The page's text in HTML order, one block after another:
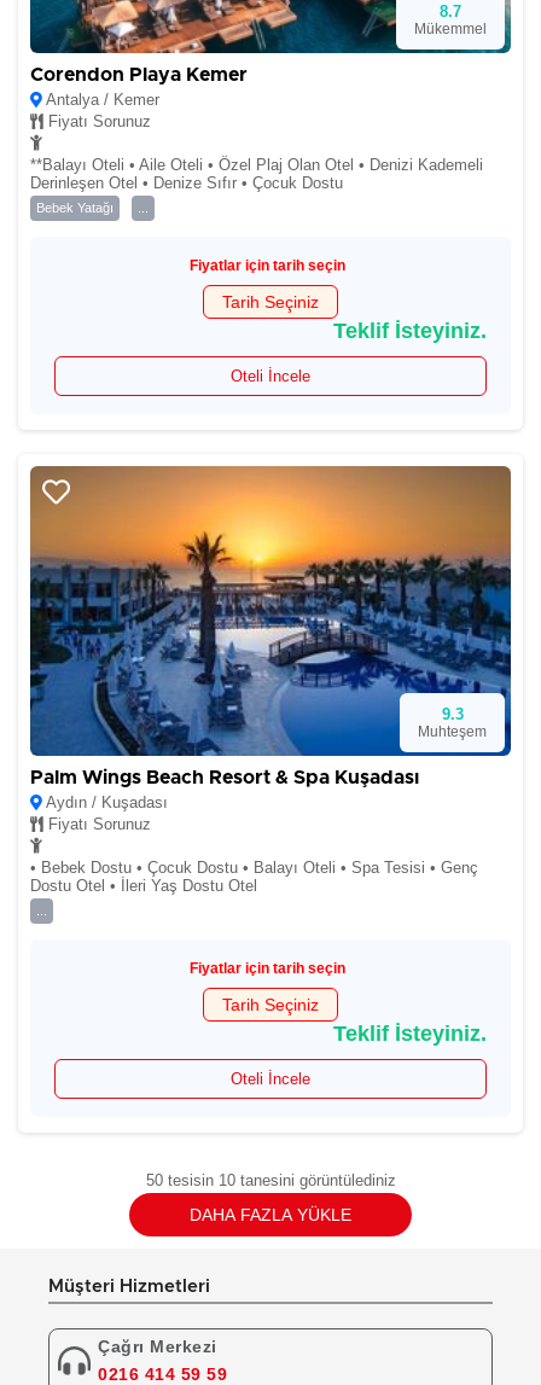
8.7
Mükemmel
Corendon Playa Kemer
Antalya / Kemer
Fiyatı Sorunuz
**Balayı Oteli • Aile Oteli • Özel Plaj Olan Otel • Denizi Kademeli
Derinleşen Otel • Denize Sıfır • Çocuk Dostu
Bebek Yatağı
Fiyatlar için tarih seçin
Tarih Seçiniz
Teklif İsteyiniz.
Oteli İncele
9.3
Muhteşem
Palm Wings Beach Resort & Spa Kuşadası
Aydın / Kuşadası
Fiyatı Sorunuz
• Bebek Dostu • Çocuk Dostu • Balayı Oteli • Spa Tesisi • Genç
Dostu Otel • İleri Yaş Dostu Otel
Fiyatlar için tarih seçin
Tarih Seçiniz
Teklif İsteyiniz.
Oteli İncele
50 tesisin 10 tanesini görüntülediniz
DAHA FAZLA YÜKLE
Müşteri Hizmetleri
Çağrı Merkezi
0216 414 59 59